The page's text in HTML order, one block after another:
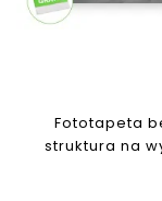
Fototapeta
struktura na